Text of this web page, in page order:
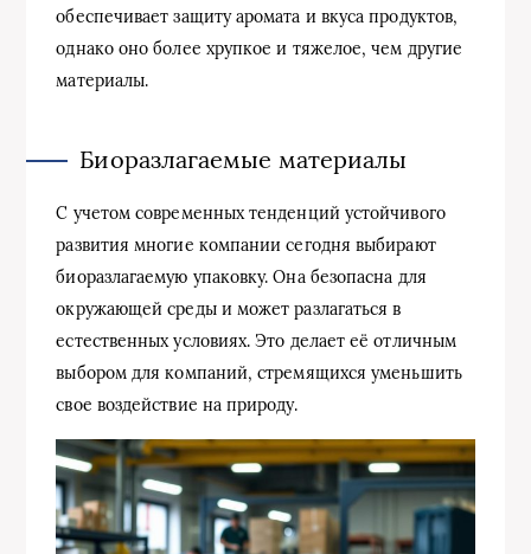
обеспечивает защиту аромата и вкуса продуктов,
однако оно более хрупкое и тяжелое, чем другие
материалы.
Биоразлагаемые материалы
С учетом современных тенденций устойчивого
развития многие компании сегодня выбирают
биоразлагаемую упаковку. Она безопасна для
окружающей среды и может разлагаться в
естественных условиях. Это делает её отличным
выбором для компаний, стремящихся уменьшить
свое воздействие на природу.